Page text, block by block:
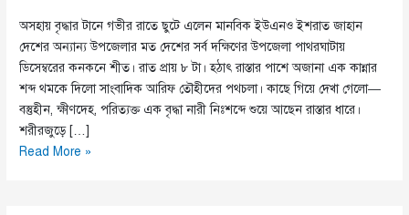
অসহায় বৃদ্ধার টানে গভীর রাতে ছুটে এলেন মানবিক ইউএনও ইশরাত জাহান
দেশের অন্যান্য উপজেলার মত দেশের সর্ব দক্ষিণের উপজেলা পাথরঘাটায়
ডিসেম্বরের কনকনে শীত। রাত প্রায় ৮ টা। হঠাৎ রাস্তার পাশে অজানা এক কান্নার
শব্দ থমকে দিলো সাংবাদিক আরিফ তৌহীদের পথচলা। কাছে গিয়ে দেখা গেলো—
বস্তুহীন, ক্ষীণদেহ, পরিত্যক্ত এক বৃদ্ধা নারী নিঃশব্দে শুয়ে আছেন রাস্তার ধারে।
শরীরজুড়ে […]
অসহায়
Read More »